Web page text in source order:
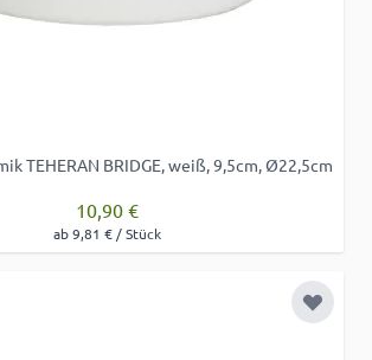
TEHERAN BRIDGE, weiß, 9,5cm, Ø22,5cm
10,90 €
ab 9,81 € / Stück
Zur